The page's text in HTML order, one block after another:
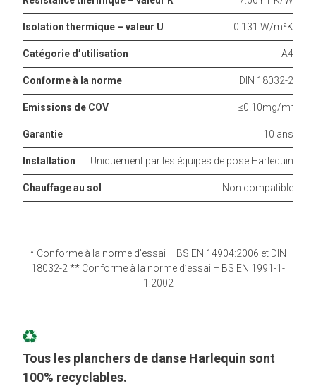
Isolation thermique – valeur U 0.131 W/m²K
Catégorie d’utilisation A4
Conforme à la norme DIN 18032-2
Emissions de COV ≤0.10mg/m³
Garantie 10 ans
Installation Uniquement par les équipes de pose Harlequin
Chauffage au sol Non compatible
* Conforme à la norme d’essai – BS EN 14904:2006 et DIN
18032-2 ** Conforme à la norme d’essai – BS EN 1991-1-
1:2002
Tous les planchers de danse Harlequin sont
100% recyclables.